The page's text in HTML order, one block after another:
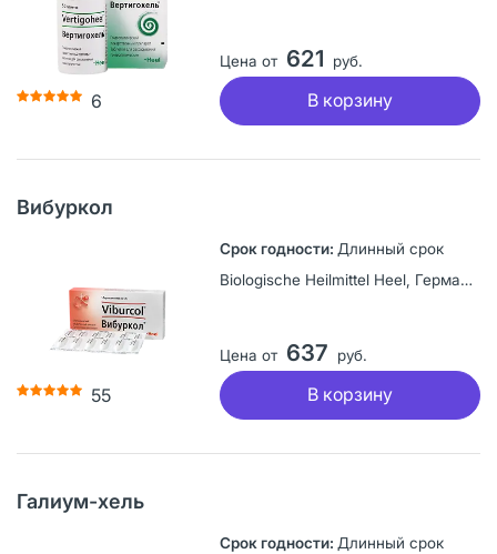
6
Цена от 621 руб.
В корзину
Вибуркол
55
Длинный срок
Biologische Heilmittel Heel, Германия
Цена от 637 руб.
В корзину
Галиум-хель
Длинный срок